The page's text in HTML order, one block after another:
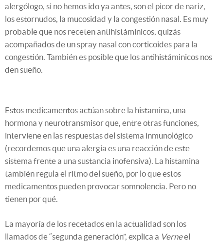
alergólogo, si no hemos ido ya antes, son el picor de nariz,
los estornudos, la mucosidad y la congestión nasal. Es muy
probable que nos receten antihistáminicos, quizás
acompañados de un spray nasal con corticoides para la
congestión. También es posible que los antihistáminicos nos
den sueño.
Estos medicamentos actúan sobre la histamina, una
hormona y neurotransmisor que, entre otras funciones,
interviene en las respuestas del sistema inmunológico
(recordemos que una alergia es una reacción de este
sistema frente a una sustancia inofensiva). La histamina
también regula el ritmo del sueño, por lo que estos
medicamentos pueden provocar somnolencia. Pero no
tienen por qué.
La mayoría de los recetados en la actualidad son los
llamados de “segunda generación”, explica a Verneel